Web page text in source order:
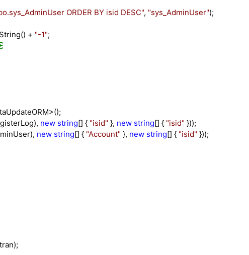
ORDER BY isid DESC", "sys_AdminUser");
+ "-1";
>();
new string[] { "isid" }, new string[] { "isid" }));
new string[] { "Account" }, new string[] { "isid" }));